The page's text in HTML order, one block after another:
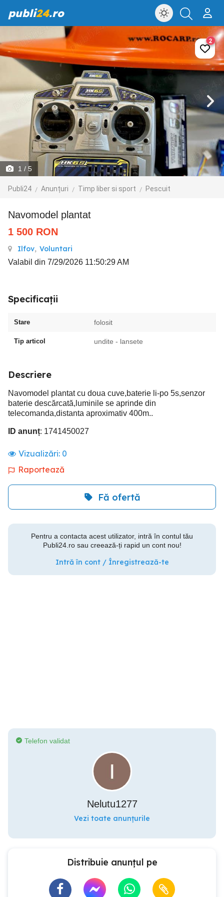
publi24.ro
1 / 5
Publi24 Anunțuri Timp liber si sport Pescuit
2
Navomodel plantat
1 500 RON
Ilfov, Voluntari
Valabil din 7/29/2026 11:50:29 AM
Specificații
Stare folosit
Tip articol undite - lansete
Descriere
Navomodel plantat cu doua cuve,baterie li-po 5s,senzor
baterie descărcată,luminile se aprinde din
telecomanda,distanta aproximativ 400m..
ID anunț: 1741450027
Vizualizări: 0
Raportează
Fă ofertă
Pentru a contacta acest utilizator, intră în contul tău
Publi24.ro sau creează-ți rapid un cont nou!
Intră în cont / Înregistrează-te
Telefon validat
Nelutu1277
Vezi toate anunțurile
Distribuie anunțul pe